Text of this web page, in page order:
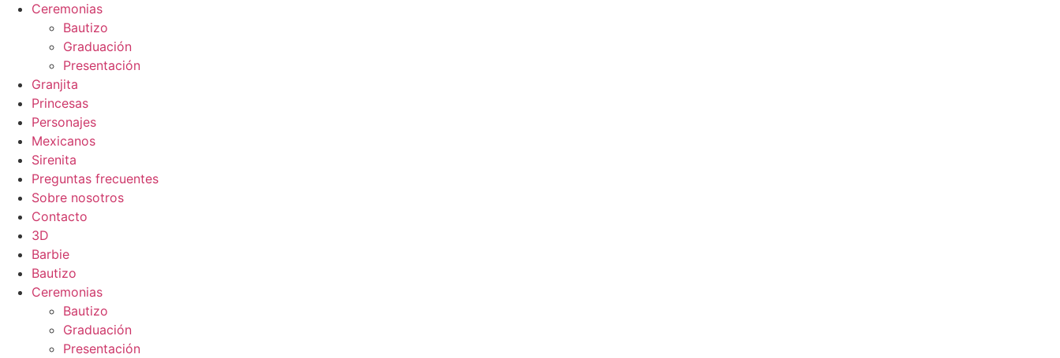
Ceremonias
Bautizo
Graduación
Presentación
Granjita
Princesas
Personajes
Mexicanos
Sirenita
Preguntas frecuentes
Sobre nosotros
Contacto
3D
Barbie
Bautizo
Ceremonias
Bautizo
Graduación
Presentación